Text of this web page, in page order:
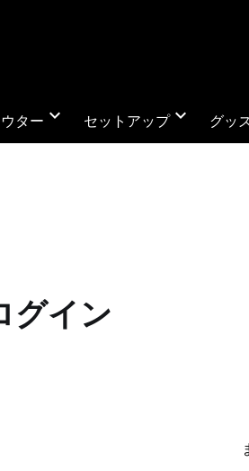
ター expand_more セットアップexpand_more グッ
グイン